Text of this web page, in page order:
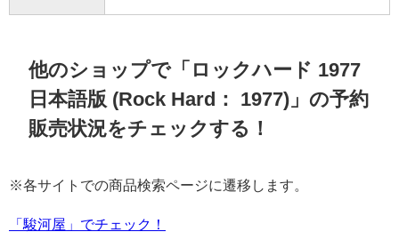
他のショップで「ロックハード 1977
日本語版 (Rock Hard： 1977)」の予約
販売状況をチェックする！
※各サイトでの商品検索ページに遷移します。
「駿河屋」でチェック！